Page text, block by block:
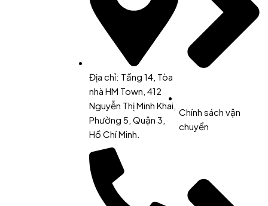
Địa chỉ: Tầng 14, Tòa
nhà HM Town, 412
Nguyễn Thị Minh Khai,
Phường 5, Quận 3,
Hồ Chí Minh.
Chính sách vận
chuyển